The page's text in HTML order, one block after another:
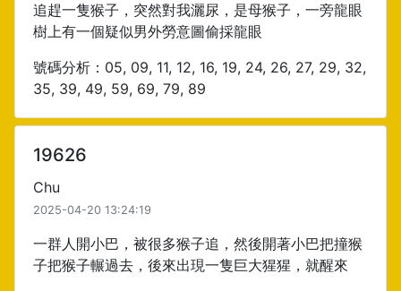
追趕一隻猴子，突然對我灑尿，是母猴子，一旁龍眼
樹上有一個疑似男外勞意圖偷採龍眼
號碼分析：05, 09, 11, 12, 16, 19, 24, 26, 27, 29, 32,
35, 39, 49, 59, 69, 79, 89
19626
Chu
2025-04-20 13:24:19
一群人開小巴，被很多猴子追，然後開著小巴把撞猴
子把猴子輾過去，後來出現一隻巨大猩猩，就醒來